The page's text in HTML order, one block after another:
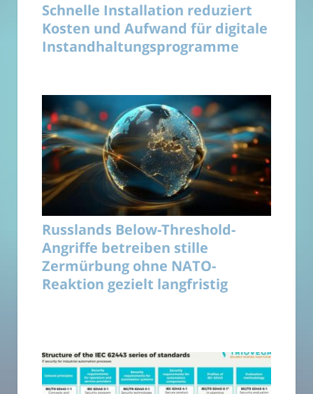
Schnelle Installation reduziert
Kosten und Aufwand für digitale
Instandhaltungsprogramme
Russlands Below-Threshold-
Angriffe betreiben stille
Zermürbung ohne NATO-
Reaktion gezielt langfristig